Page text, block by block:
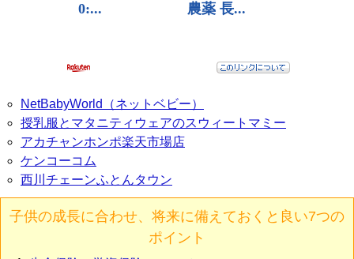
NetBabyWorld（ネットベビー）
授乳服とマタニティウェアのスウィートマミー
アカチャンホンポ楽天市場店
ケンコーコム
西川チェーンふとんタウン
子供の成長に合わせ、将来に備えておくと良い7つの
ポイント